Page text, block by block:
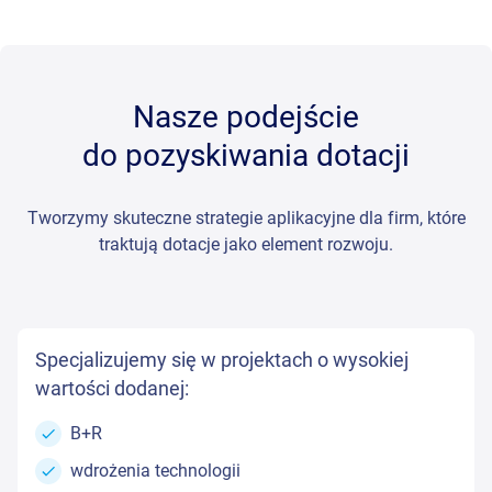
Minimalizujemy ryzyko korekt i odzyskujemy spokój w
realizacji całego przedsięwzięcia.
Nasze podejście
do pozyskiwania dotacji
Tworzymy skuteczne strategie aplikacyjne dla firm, które
traktują dotacje jako element rozwoju.
Specjalizujemy się w projektach o wysokiej
wartości dodanej:
B+R
wdrożenia technologii